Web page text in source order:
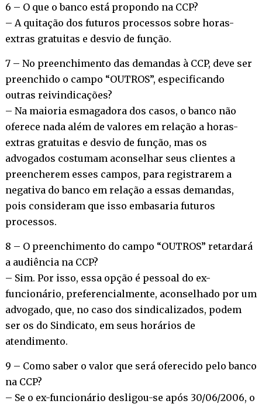
6 – O que o banco está propondo na CCP?
– A quitação dos futuros processos sobre horas-
extras gratuitas e desvio de função.
7 – No preenchimento das demandas à CCP, deve ser
preenchido o campo “OUTROS”, especificando
outras reivindicações?
– Na maioria esmagadora dos casos, o banco não
oferece nada além de valores em relação a horas-
extras gratuitas e desvio de função, mas os
advogados costumam aconselhar seus clientes a
preencherem esses campos, para registrarem a
negativa do banco em relação a essas demandas,
pois consideram que isso embasaria futuros
processos.
8 – O preenchimento do campo “OUTROS” retardará
a audiência na CCP?
– Sim. Por isso, essa opção é pessoal do ex-
funcionário, preferencialmente, aconselhado por um
advogado, que, no caso dos sindicalizados, podem
ser os do Sindicato, em seus horários de
atendimento.
9 – Como saber o valor que será oferecido pelo banco
na CCP?
– Se o ex-funcionário desligou-se após 30/06/2006, o